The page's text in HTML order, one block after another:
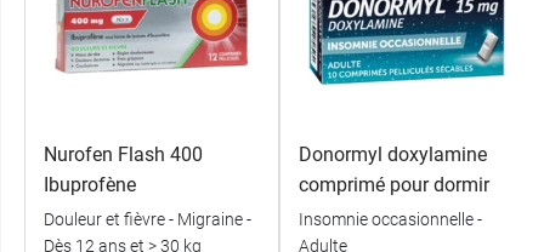
Nurofen Flash 400
Ibuprofène
Douleur et fièvre - Migraine -
Dès 12 ans et > 30 kg
Donormyl doxylamine
comprimé pour dormir
Insomnie occasionnelle -
Adulte